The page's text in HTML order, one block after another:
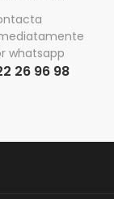
whatsapp
26 96 98